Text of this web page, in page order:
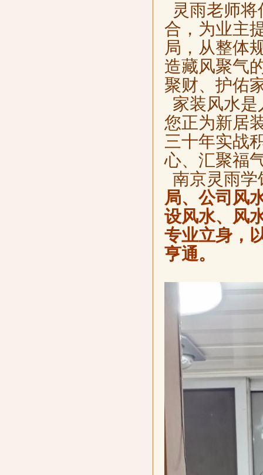
灵雨老师
合，为业主
局，从整体
造藏风聚气
聚财、护佑
家装风水
您正为新居
三十年实战
心、汇聚福
南京灵雨
局、公司风
设风水、风
专业立身，
亨通。